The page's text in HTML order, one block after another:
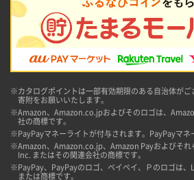
※カタログポイントは一部有効期限のある自治体が
寄附をお願いいたします。
※Amazon、Amazon.co.jpおよびそのロゴは、
社の商標です。
※PayPayマネーライトが付与されます。PayPayマネ
※Amazon、Amazon.co.jp、Amazon Payおよびそ
Inc. またはその関連会社の商標です。
※PayPay、PayPayのロゴ、ペイペイ、Ｐのロゴは、
または商標です。